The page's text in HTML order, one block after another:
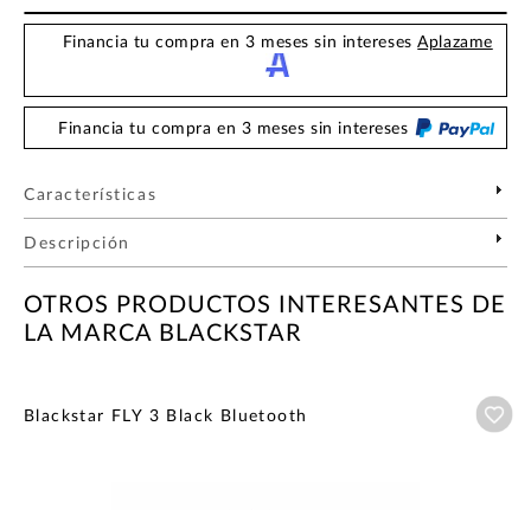
Financia tu compra en 3 meses sin interesesAplazame
Financia tu compra en 3 meses sin intereses
Características
Descripción
OTROS PRODUCTOS INTERESANTES DE
LA MARCA BLACKSTAR
Blackstar FLY 3 Black Bluetooth